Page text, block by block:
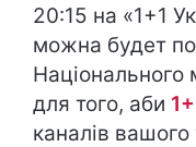
20:15 на «1+1
можна будет
для того, аби
каналів